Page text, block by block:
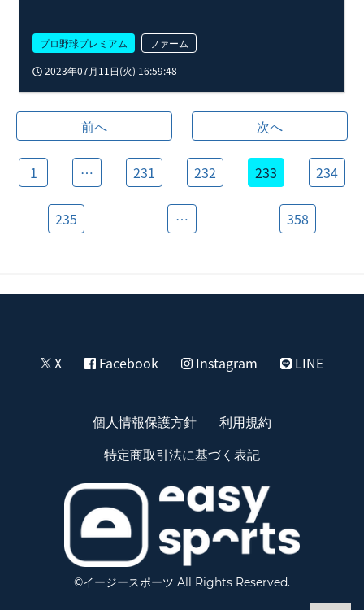
プロ野球プレミアム
ファーム
2023年07月11日(火) 16:59:48
前へ 次へ
1 … 231 232 233 234
235 … 358
X Facebook Instagram LINE
個人情報保護方針
利用規約
特定商取引法に基づく表記
©イージースポーツ All Rights Reserved.